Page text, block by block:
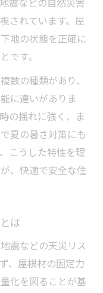
されています。屋
地の状態を正確に
です。
数の種類があり、
に違いがありま
の揺れに強く、ま
夏の暑さ対策にも
こうした特性を理
、快適で安全な住
は
震などの天災リス
、屋根材の固定力
化を図ることが基